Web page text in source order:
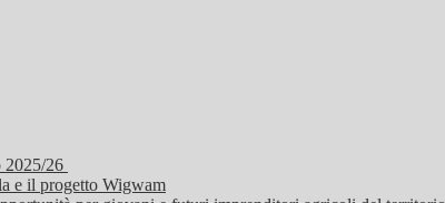
2025/26
e il progetto Wigwam